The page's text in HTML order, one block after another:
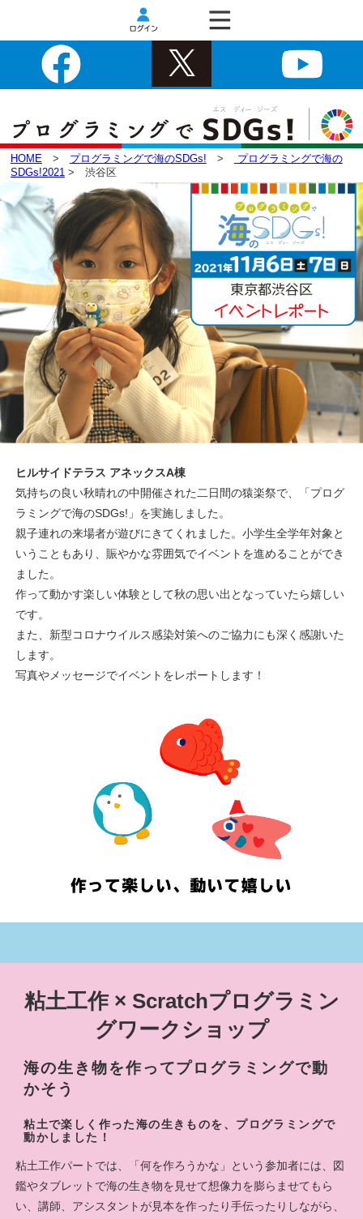
HOME > プログラミングで海のSDGs! >
プログラミングで海の
SDGs!2021 > 渋谷区
ヒルサイドテラス アネックスA棟
気持ちの良い秋晴れの中開催された二日間の猿楽祭で、「プログ
ラミングで海のSDGs!」を実施しました。
親子連れの来場者が遊びにきてくれました。小学生全学年対象と
いうこともあり、賑やかな雰囲気でイベントを進めることができ
ました。
作って動かす楽しい体験として秋の思い出となっていたら嬉しい
です。
また、新型コロナウイルス感染対策へのご協力にも深く感謝いた
します。
写真やメッセージでイベントをレポートします！
粘土工作 × Scratchプログラミン
グワークショップ
海の生き物を作ってプログラミングで動
かそう
粘土で楽しく作った海の生きものを、プログラミングで
動かしました！
粘土工作パートでは、「何を作ろうかな」という参加者には、図
鑑やタブレットで海の生き物を見せて想像力を膨らませてもら
い、講師、アシスタントが見本を作ったり手伝ったりしながら、